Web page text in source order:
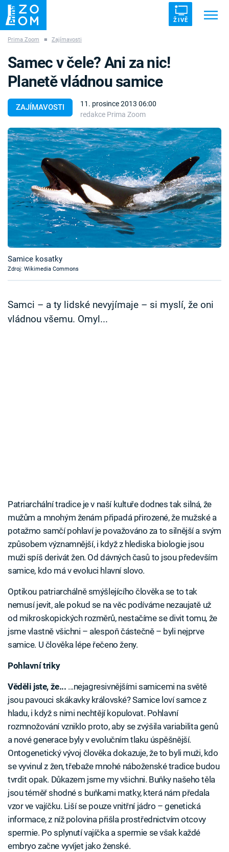
ŽIVĚ
ZÁHADY VETŘELCI DÁVNOVĚKU
Témata
Témata
Pořady
TV Program
Časopis
Sledujte prima+
Prima Zoom ■ Zajímavosti
ZAJÍMAVOSTI
11. prosince 2013 06:00
redakce Prima Zoom
Samec v čele? Ani za nic!
Planetě vládnou samice
Samice kosatky
Zdroj: Wikimedia Commons
Samci – a ty lidské nevyjímaje – si myslí, že oni
vládnou všemu. Omyl...
Patriarchální tradice je v naší kultuře dodnes tak silná, že
mužům a mnohým ženám připadá přirozené, že mužské a
potažmo samčí pohlaví je považováno za to silnější a svým
způsobem významnější, i když z hlediska biologie jsou
muži spíš derivát žen. Od dávných časů to jsou především
samice, kdo má v evoluci hlavní slovo.
Optikou patriarchálně smýšlejícího člověka se to tak
nemusí jevit, ale pokud se na věc podíváme nezaujatě už
od mikroskopických rozměrů, nestačíme se divit tomu, že
jsme vlastně všichni – alespoň částečně – byli nejprve
samice. U člověka lépe řečeno ženy.
Pohlavní triky
Věděli jste, že... ...nejagresivnějšími samicemi na světě
jsou pavouci skákavky královské? Samice loví samce z
hladu, i když s nimi nechtějí kopulovat. Pohlavní
rozmnožování vzniklo proto, aby se zvýšila variabilita genů
a nové generace byly v evolučním tlaku úspěšnější.
Ontogenetický vývoj člověka dokazuje, že to byli muži, kdo
se vyvinul z žen, třebaže mnohé náboženské tradice budou
tvrdit opak. Důkazem jsme my všichni. Buňky našeho těla
jsou téměř shodné s buňkami matky, která nám předala
vzor ve vajíčku. Liší se pouze vnitřní jádro – genetická
informace, z níž polovina přišla prostřednictvím otcovy
spermie. Po splynutí vajíčka a spermie se však každé
embryo začne vyvíjet jako ženské.